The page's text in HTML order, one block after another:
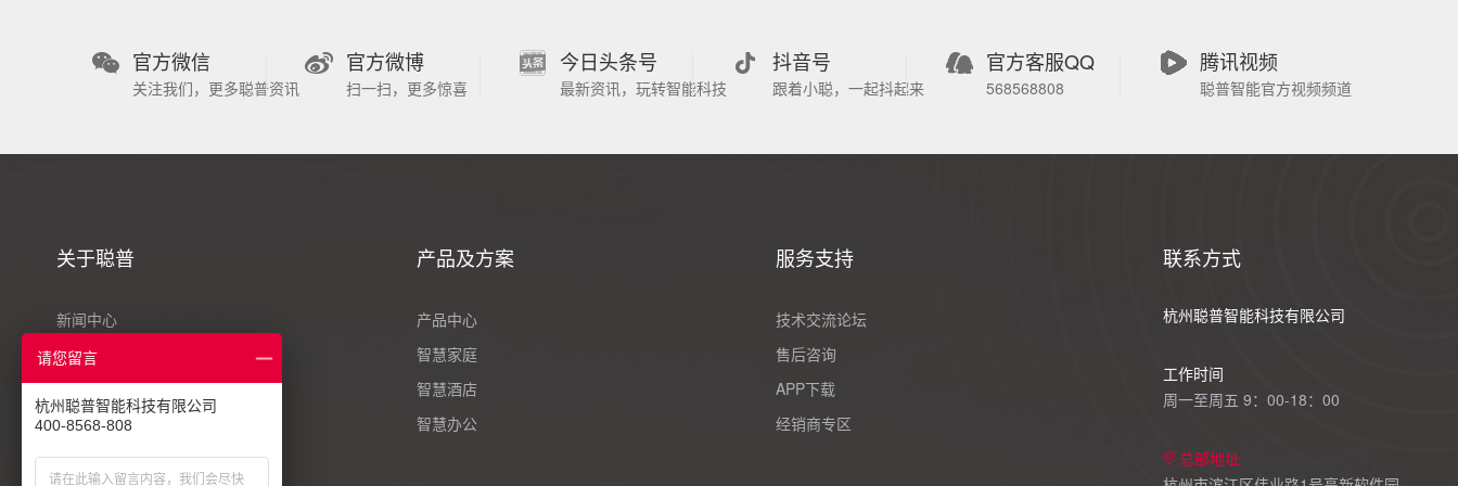
官方微信
关注我们，更多聪普资讯
官方微博
扫一扫，更多惊喜
今日头条号
最新资讯，玩转智能科技
抖音号
跟着小聪，一起抖起来
官方客服QQ
568568808
腾讯视频
聪普智能官方视频频道
关于聪普
新闻中心
案例中心
人才招聘
联系我们
产品及方案
产品中心
智慧家庭
智慧酒店
智慧办公
服务支持
技术交流论坛
售后咨询
APP下载
经销商专区
联系方式
杭州聪普智能科技有限公司
工作时间
周一至周五 9：00-18：00
总部地址
请您留言
杭州聪普智能科技有限公司
400-8568-808